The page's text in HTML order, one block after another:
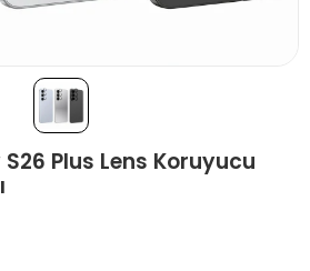
Plus Lens Koruyucu